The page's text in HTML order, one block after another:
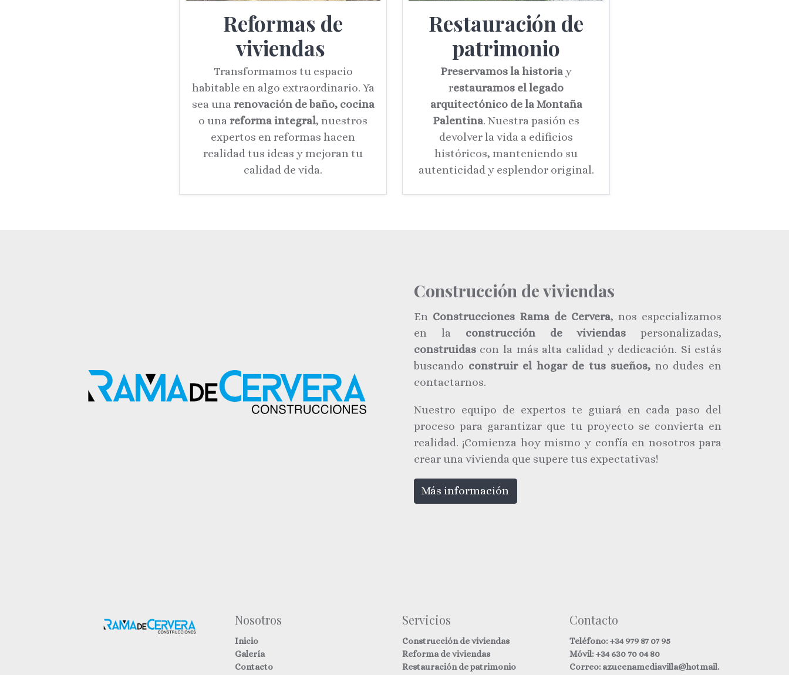
Reformas de
viviendas
Transformamos tu espacio
habitable en algo extraordinario. Ya
sea una renovación de baño, cocina
o una reforma integral, nuestros
expertos en reformas hacen
realidad tus ideas y mejoran tu
calidad de vida.
Restauración de
patrimonio
Preservamos la historiay
restauramos el legado
arquitectónico de la Montaña
Palentina. Nuestra pasión es
devolver la vida a edificios
históricos, manteniendo su
autenticidad y esplendor original.
Construcción de viviendas
En Construcciones Rama de Cervera, nos especializamos
en la construcción de viviendas personalizadas,
construidas con la más alta calidad y dedicación. Si estás
buscando construir el hogar de tus sueños, no dudes en
contactarnos.
Nuestro equipo de expertos te guiará en cada paso del
proceso para garantizar que tu proyecto se convierta en
realidad. ¡Comienza hoy mismo y confía en nosotros para
crear una vivienda que supere tus expectativas!
Más información
Nosotros
Inicio
Galería
Contacto
Servicios
Construcción de viviendas
Reforma de viviendas
Restauración de patrimonio
Contacto
Teléfono: +34 979 87 07 95
Móvil: +34 630 70 04 80
Correo: azucenamediavilla@hotmail.